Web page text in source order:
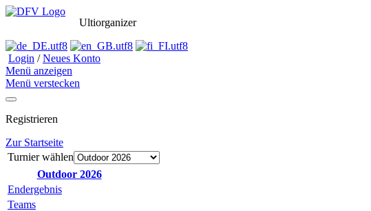
Ultiorganizer
Login /Neues Konto
Menü anzeigen
Menü verstecken
Registrieren
Zur Startseite
Turnier wählen
Outdoor 2026
Endergebnis
Teams